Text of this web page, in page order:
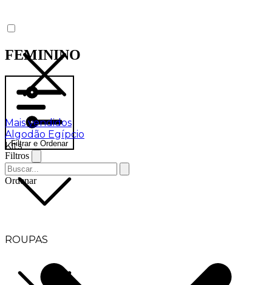
Mais vendidos
Algodão Egípcio
Kits
ROUPAS
FEMININO
Filtrar e Ordenar
Filtros
Ordenar